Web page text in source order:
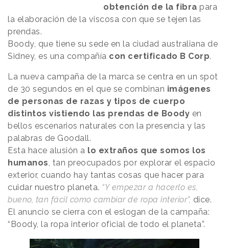
obtención de la fibra para
la elaboración de la viscosa con que se tejen las
prendas.
Boody, que tiene su sede en la ciudad australiana de
Sidney, es una compañía con certificado B Corp.
La nueva campaña de la marca se centra en un spot
de 30 segundos en el que se combinan imágenes
de personas de razas y tipos de cuerpo
distintos vistiendo las prendas de Boody en
bellos escenarios naturales con la presencia y las
palabras de Goodall.
Esta hace alusión a lo extraños que somos los
humanos, tan preocupados por explorar el espacio
exterior, cuando hay tantas cosas que hacer para
cuidar nuestro planeta. “Y empezar a hacerlo es,
bueno, tan fácil como cambiar de ropa interior”, dice.
El anuncio se cierra con el eslogan de la campaña:
“Boody, la ropa interior oficial de todo el planeta”.